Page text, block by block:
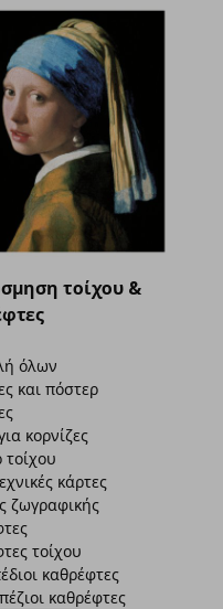
τοίχου &
όλων
και πόστερ
κορνίζες
κάρτες
ζωγραφικής
τοίχου
καθρέφτες
καθρέφτες